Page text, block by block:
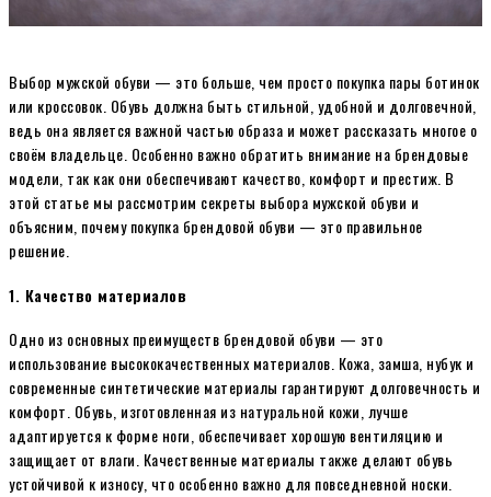
Выбор мужской обуви — это больше, чем просто покупка пары ботинок
или кроссовок. Обувь должна быть стильной, удобной и долговечной,
ведь она является важной частью образа и может рассказать многое о
своём владельце. Особенно важно обратить внимание на брендовые
модели, так как они обеспечивают качество, комфорт и престиж. В
этой статье мы рассмотрим секреты выбора мужской обуви и
объясним, почему покупка брендовой обуви — это правильное
решение.
1. Качество материалов
Одно из основных преимуществ брендовой обуви — это
использование высококачественных материалов. Кожа, замша, нубук и
современные синтетические материалы гарантируют долговечность и
комфорт. Обувь, изготовленная из натуральной кожи, лучше
адаптируется к форме ноги, обеспечивает хорошую вентиляцию и
защищает от влаги. Качественные материалы также делают обувь
устойчивой к износу, что особенно важно для повседневной носки.